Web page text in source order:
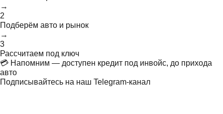
→
2
Подберём авто и рынок
→
3
Рассчитаем под ключ
💳 Напомним — доступен кредит под инвойс, до прихода
авто
Подписывайтесь на наш Telegram-канал